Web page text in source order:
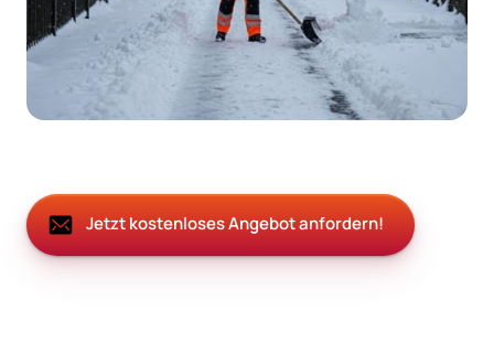
Jetzt kostenloses Angebot anfordern!